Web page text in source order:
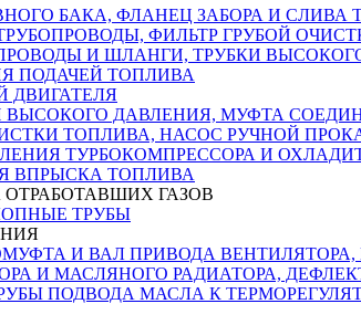
БАКА, ФЛАНЕЦ ЗАБОРА И
ФИЛЬТР ГРУБОЙ
И ШЛАНГИ, ТРУБКИ
ПОДАЧЕЙ ТОПЛИВА
ДВИГАТЕЛЯ
ДАВЛЕНИЯ, МУФТА
ТОПЛИВА, НАСОС РУЧНОЙ
ТУРБОКОМПРЕССОРА И
ВПРЫСКА ТОПЛИВА
ГАЗОВ
ТРУБЫ
И ВАЛ ПРИВОДА ВЕНТИЛЯТОРА,
И МАСЛЯНОГО РАДИАТОРА,
ПОДВОДА МАСЛА К